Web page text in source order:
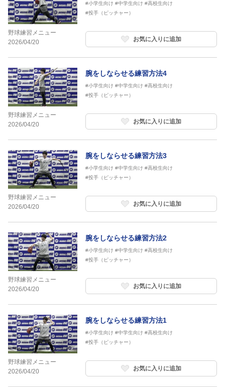
野球練習メニュー
2026/04/20
#小学生向け #中学生向け #高校生向け
#投手（ピッチャー）
お気に入りに追加
野球練習メニュー
2026/04/20
腕をしならせる練習方法4
#小学生向け #中学生向け #高校生向け
#投手（ピッチャー）
お気に入りに追加
野球練習メニュー
2026/04/20
腕をしならせる練習方法3
#小学生向け #中学生向け #高校生向け
#投手（ピッチャー）
お気に入りに追加
野球練習メニュー
2026/04/20
腕をしならせる練習方法2
#小学生向け #中学生向け #高校生向け
#投手（ピッチャー）
お気に入りに追加
野球練習メニュー
2026/04/20
腕をしならせる練習方法1
#小学生向け #中学生向け #高校生向け
#投手（ピッチャー）
お気に入りに追加